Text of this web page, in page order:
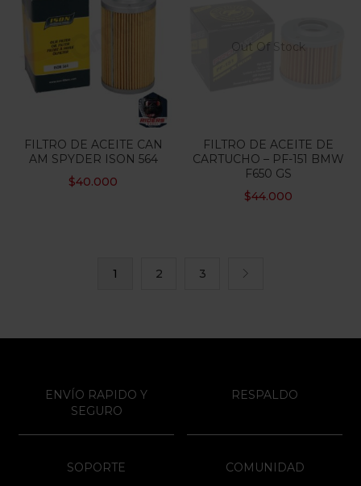
FILTRO DE ACEITE CAN
AM SPYDER ISON 564
$40.000
Out Of Stock
FILTRO DE ACEITE DE
CARTUCHO – PF-151 BMW
F650 GS
$44.000
1 2 3
ENVÍO RAPIDO Y
SEGURO
RESPALDO
SOPORTE COMUNIDAD